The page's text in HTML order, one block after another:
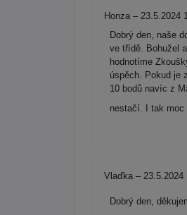
Honza – 23.5.2024
Dobrý den, naše
ve třídě. Bohužel
hodnotíme
úspěch. Pokud je
10 bodů navíc z
nestačí. I tak moc
Vlaďka – 23.5.2024
Dobrý den,